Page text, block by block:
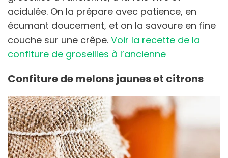
acidulée. On la prépare avec patience, en
écumant doucement, et on la savoure en fine
couche sur une crêpe. Voir la recette de la
confiture de groseilles à l’ancienne
Confiture de melons jaunes et citrons